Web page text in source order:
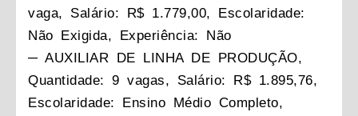
vaga, Salário: R$ 1.779,00, Escolaridade:
Não Exigida, Experiência: Não
─ AUXILIAR DE LINHA DE PRODUÇÃO,
Quantidade: 9 vagas, Salário: R$ 1.895,76,
Escolaridade: Ensino Médio Completo,